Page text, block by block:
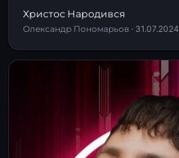
Христос Народився
Олександр Пономарьов · 31.07.2024